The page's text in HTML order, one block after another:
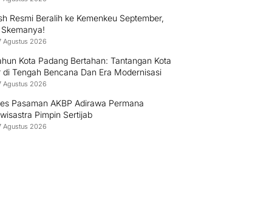
Resmi Beralih ke Kemenkeu September,
Agustus 2026
Kota Padang Bertahan: Tantangan Kota
di Tengah Bencana Dan Era Modernisasi
Agustus 2026
Pasaman AKBP Adirawa Permana
Pimpin Sertijab
Agustus 2026